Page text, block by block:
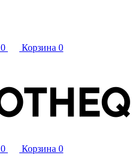
0 Корзина 0
0 Корзина 0